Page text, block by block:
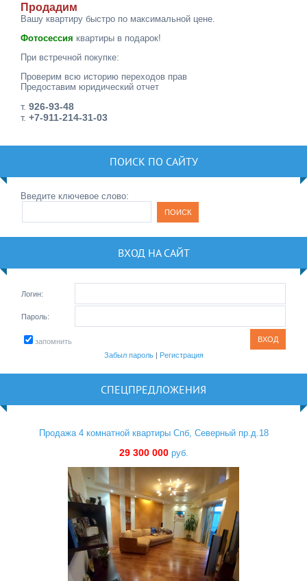
Продадим
Вашу квартиру быстро по максимальной цене.
Фотосессия квартиры в подарок!
При встречной покупке:
Проверим всю историю переходов прав
Предоставим юридический отчет
т. 926-93-48
т. +7-911-214-31-03
ПОИСК ПО САЙТУ
Введите ключевое слово:
ВХОД НА САЙТ
Логин:
Пароль:
запомнить
Забыл пароль| Регистрация
СПЕЦПРЕДЛОЖЕНИЯ
Продажа 4 комнатной квартиры Спб, Северный пр.д.18
29 300 000руб.